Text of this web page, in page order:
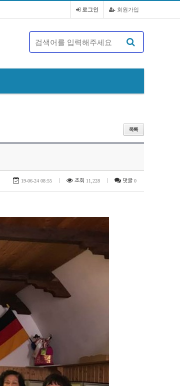
회원가입
로그인
19-06-24 08:55 조회 11,228 댓글 0